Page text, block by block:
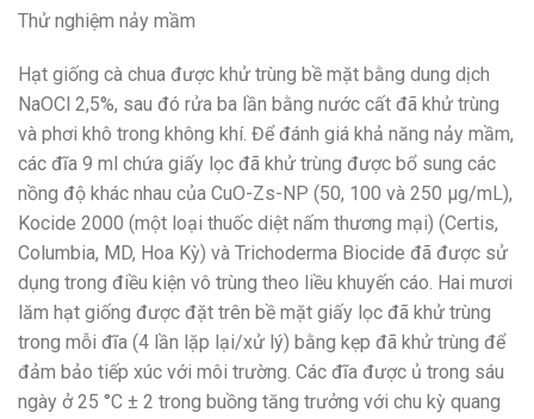
Thử nghiệm nảy mầm
Hạt giống cà chua được khử trùng bề mặt bằng dung dịch
NaOCl 2,5%, sau đó rửa ba lần bằng nước cất đã khử trùng
và phơi khô trong không khí. Để đánh giá khả năng nảy mầm,
các đĩa 9 ml chứa giấy lọc đã khử trùng được bổ sung các
nồng độ khác nhau của CuO-Zs-NP (50, 100 và 250 μg/mL),
Kocide 2000 (một loại thuốc diệt nấm thương mại) (Certis,
Columbia, MD, Hoa Kỳ) và Trichoderma Biocide đã được sử
dụng trong điều kiện vô trùng theo liều khuyến cáo. Hai mươi
lăm hạt giống được đặt trên bề mặt giấy lọc đã khử trùng
trong mỗi đĩa (4 lần lặp lại/xử lý) bằng kẹp đã khử trùng để
đảm bảo tiếp xúc với môi trường. Các đĩa được ủ trong sáu
ngày ở 25 °C ± 2 trong buồng tăng trưởng với chu kỳ quang